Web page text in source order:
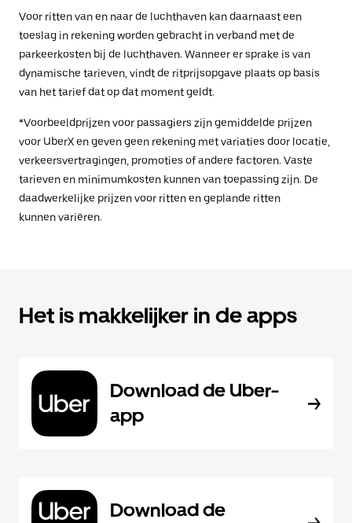
Voor ritten van en naar de luchthaven kan daarnaast een
toeslag in rekening worden gebracht in verband met de
parkeerkosten bij de luchthaven. Wanneer er sprake is van
dynamische tarieven, vindt de ritprijsopgave plaats op basis
van het tarief dat op dat moment geldt.
*Voorbeeldprijzen voor passagiers zijn gemiddelde prijzen
voor UberX en geven geen rekening met variaties door locatie,
verkeersvertragingen, promoties of andere factoren. Vaste
tarieven en minimumkosten kunnen van toepassing zijn. De
daadwerkelijke prijzen voor ritten en geplande ritten
kunnen variëren.
Het is makkelijker in de apps
Download de Uber-
app
Download de